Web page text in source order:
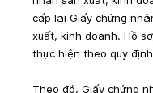
cấp lại Giấy chứng
xuất, kinh doanh. Hồ
thực hiện theo quy
Theo đó, Giấy chứng